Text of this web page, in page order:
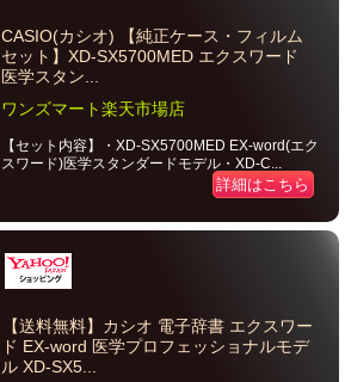
CASIO(カシオ) 【純正ケース・フィルム
セット】XD-SX5700MED エクスワード
医学スタン...
ワンズマート楽天市場店
【セット内容】・XD-SX5700MED EX-word(エク
スワード)医学スタンダードモデル・XD-C...
詳細はこちら
【送料無料】カシオ 電子辞書 エクスワー
ド EX-word 医学プロフェッショナルモデ
ル XD-SX5...